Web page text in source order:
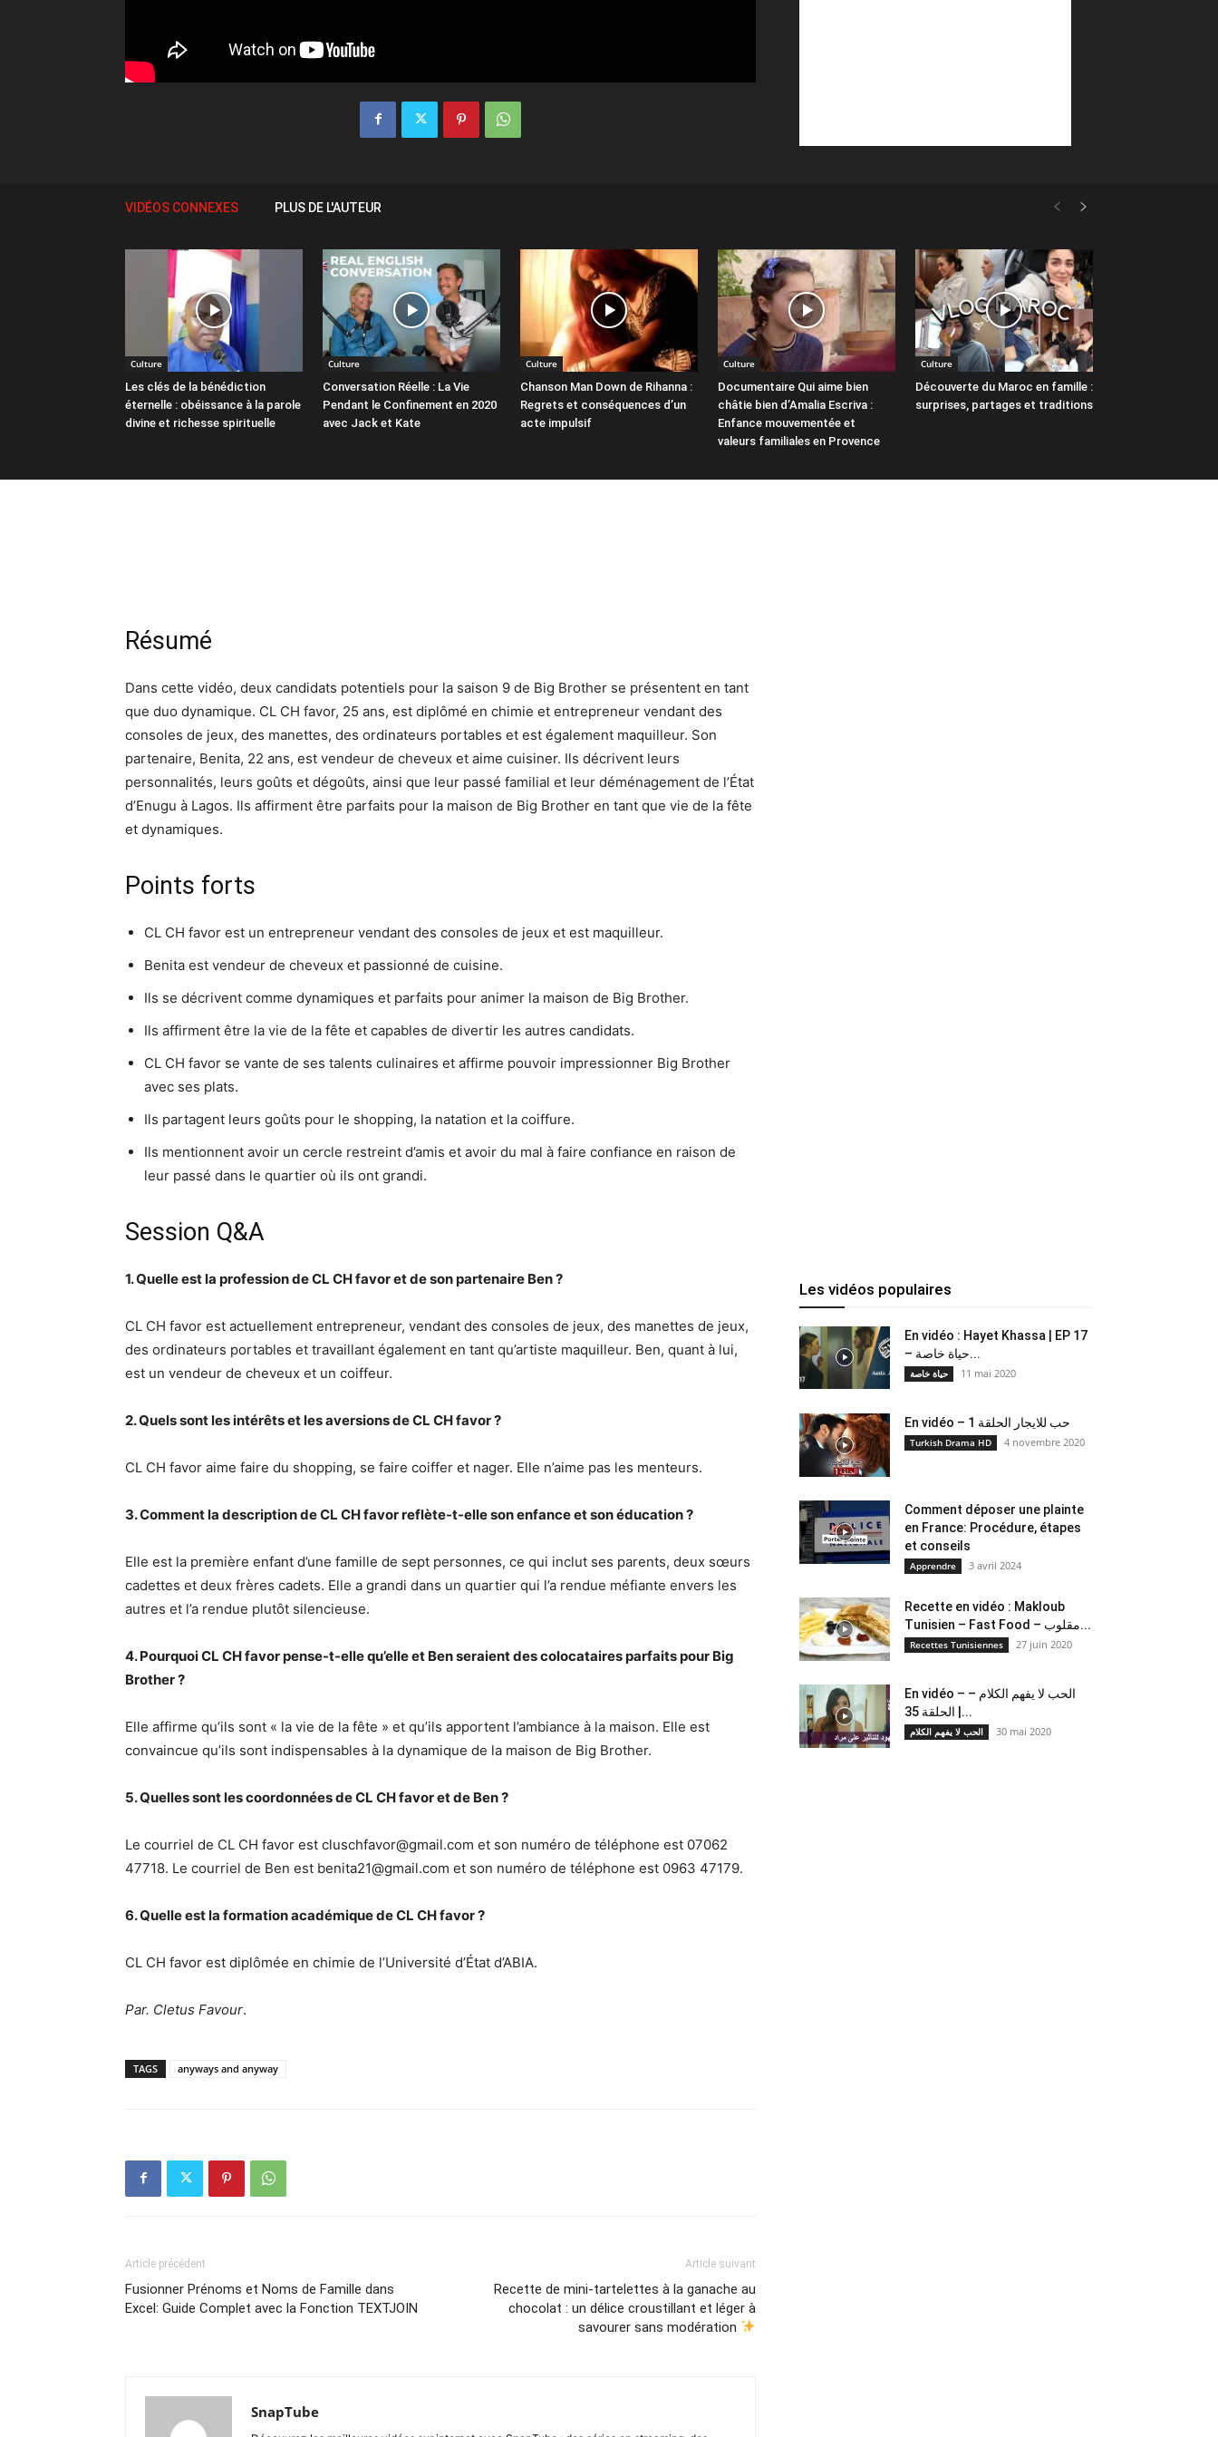
VIDÉOS CONNEXES PLUS DE L'AUTEUR
Culture
Les clés de la bénédiction
éternelle : obéissance à la parole
divine et richesse spirituelle
Culture
Conversation Réelle : La Vie
Pendant le Confinement en 2020
avec Jack et Kate
Culture
Chanson Man Down de Rihanna :
Regrets et conséquences d’un
acte impulsif
Culture
Documentaire Qui aime bien
châtie bien d’Amalia Escriva :
Enfance mouvementée et
valeurs familiales en Provence
Culture
Découverte du Maroc en famille :
surprises, partages et traditions
Résumé
Dans cette vidéo, deux candidats potentiels pour la saison 9 de Big Brother se présentent en tant
que duo dynamique. CL CH favor, 25 ans, est diplômé en chimie et entrepreneur vendant des
consoles de jeux, des manettes, des ordinateurs portables et est également maquilleur. Son
partenaire, Benita, 22 ans, est vendeur de cheveux et aime cuisiner. Ils décrivent leurs
personnalités, leurs goûts et dégoûts, ainsi que leur passé familial et leur déménagement de l’État
d’Enugu à Lagos. Ils affirment être parfaits pour la maison de Big Brother en tant que vie de la fête
et dynamiques.
Points forts
CL CH favor est un entrepreneur vendant des consoles de jeux et est maquilleur.
Benita est vendeur de cheveux et passionné de cuisine.
Ils se décrivent comme dynamiques et parfaits pour animer la maison de Big Brother.
Ils affirment être la vie de la fête et capables de divertir les autres candidats.
CL CH favor se vante de ses talents culinaires et affirme pouvoir impressionner Big Brother
avec ses plats.
Ils partagent leurs goûts pour le shopping, la natation et la coiffure.
Ils mentionnent avoir un cercle restreint d’amis et avoir du mal à faire confiance en raison de
leur passé dans le quartier où ils ont grandi.
Session Q&A
1. Quelle est la profession de CL CH favor et de son partenaire Ben ?
CL CH favor est actuellement entrepreneur, vendant des consoles de jeux, des manettes de jeux,
des ordinateurs portables et travaillant également en tant qu’artiste maquilleur. Ben, quant à lui,
est un vendeur de cheveux et un coiffeur.
2. Quels sont les intérêts et les aversions de CL CH favor ?
CL CH favor aime faire du shopping, se faire coiffer et nager. Elle n’aime pas les menteurs.
3. Comment la description de CL CH favor reflète-t-elle son enfance et son éducation ?
Elle est la première enfant d’une famille de sept personnes, ce qui inclut ses parents, deux sœurs
cadettes et deux frères cadets. Elle a grandi dans un quartier qui l’a rendue méfiante envers les
autres et l’a rendue plutôt silencieuse.
4. Pourquoi CL CH favor pense-t-elle qu’elle et Ben seraient des colocataires parfaits pour Big
Brother ?
Elle affirme qu’ils sont « la vie de la fête » et qu’ils apportent l’ambiance à la maison. Elle est
convaincue qu’ils sont indispensables à la dynamique de la maison de Big Brother.
5. Quelles sont les coordonnées de CL CH favor et de Ben ?
Le courriel de CL CH favor est cluschfavor@gmail.com et son numéro de téléphone est 07062
47718. Le courriel de Ben est benita21@gmail.com et son numéro de téléphone est 0963 47179.
6. Quelle est la formation académique de CL CH favor ?
CL CH favor est diplômée en chimie de l’Université d’État d’ABIA.
Par. Cletus Favour.
TAGS anyways and anyway
Article précédent
Fusionner Prénoms et Noms de Famille dans
Excel: Guide Complet avec la Fonction TEXTJOIN
Article suivant
Recette de mini-tartelettes à la ganache au
chocolat : un délice croustillant et léger à
savourer sans modération
SnapTube
Les vidéos populaires
En vidéo : Hayet Khassa | EP 17
– حياة خاصة...
حياة خاصة 11 mai 2020
En vidéo – حب للايجار الحلقة 1
Turkish Drama HD 4 novembre 2020
Comment déposer une plainte
en France: Procédure, étapes
et conseils
Apprendre 3 avril 2024
Recette en vidéo : Makloub
Tunisien – Fast Food – مقلوب...
Recettes Tunisiennes 27 juin 2020
En vidéo – الحب لا يفهم الكلام –
الحلقة 35 |...
الحب لا يفهم الكلام 30 mai 2020